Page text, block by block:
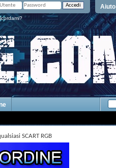
Aiuto
SCART RGB